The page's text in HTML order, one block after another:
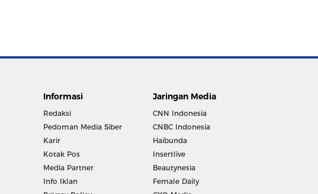
Informasi
Redaksi
Pedoman Media Siber
Karir
Kotak Pos
Media Partner
Info Iklan
Jaringan Media
CNN Indonesia
CNBC Indonesia
Haibunda
Insertlive
Beautynesia
Female Daily